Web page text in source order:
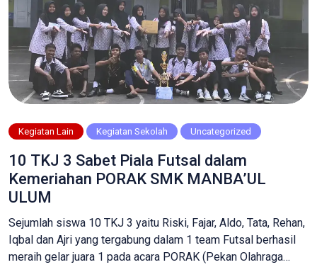
Kegiatan Lain Kegiatan Sekolah Uncategorized
10 TKJ 3 Sabet Piala Futsal dalam
Kemeriahan PORAK SMK MANBA’UL
ULUM
Sejumlah siswa 10 TKJ 3 yaitu Riski, Fajar, Aldo, Tata, Rehan,
Iqbal dan Ajri yang tergabung dalam 1 team Futsal berhasil
meraih gelar juara 1 pada acara PORAK (Pekan Olahraga